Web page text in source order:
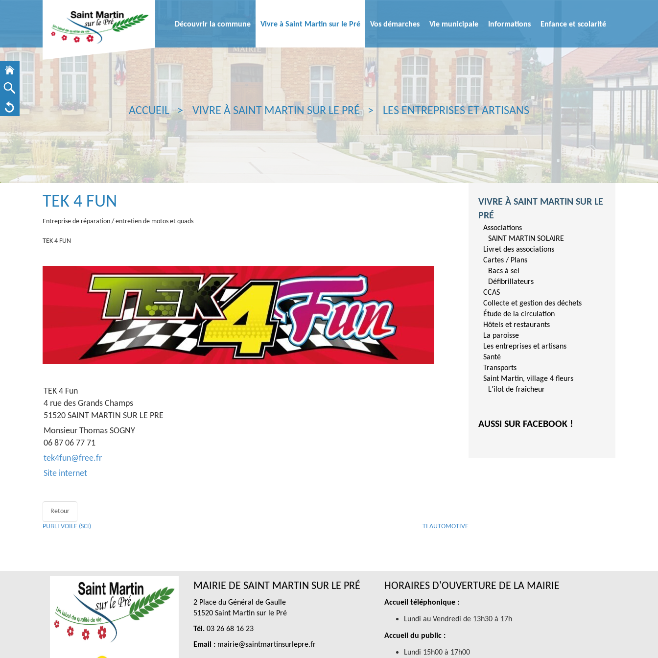
Découvrir la commune Vivre à Saint Martin sur le Pré Vos démarches Vie municipale Informations Enfance et scolarité
ACCUEIL VIVRE À SAINT MARTIN SUR LE PRÉ LES ENTREPRISES ET ARTISANS
TEK 4 FUN
Entreprise de réparation / entretien de motos et quads
TEK 4 FUN
TEK 4 Fun
4 rue des Grands Champs
51520 SAINT MARTIN SUR LE PRE
Monsieur Thomas SOGNY
06 87 06 77 71
tek4fun@free.fr
Site internet
Retour
PUBLI VOILE (SCI) TI AUTOMOTIVE
VIVRE À SAINT MARTIN SUR LE
PRÉ
Associations
SAINT MARTIN SOLAIRE
Livret des associations
Cartes / Plans
Bacs à sel
Défibrillateurs
CCAS
Collecte et gestion des déchets
Étude de la circulation
Hôtels et restaurants
La paroisse
Les entreprises et artisans
Santé
Transports
Saint Martin, village 4 fleurs
L'îlot de fraîcheur
AUSSI SUR FACEBOOK !
MAIRIE DE SAINT MARTIN SUR LE PRÉ
2 Place du Général de Gaulle
51520 Saint Martin sur le Pré
Tél.03 26 68 16 23
Email :mairie@saintmartinsurlepre.fr
HORAIRES D'OUVERTURE DE LA MAIRIE
Accueil téléphonique :
Lundi au Vendredi de 13h30 à 17h
Accueil du public :
Lundi 15h00 à 17h00